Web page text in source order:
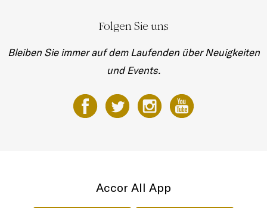
Folgen Sie uns
Bleiben Sie immer auf dem Laufenden über Neuigkeiten
und Events.
Accor All App